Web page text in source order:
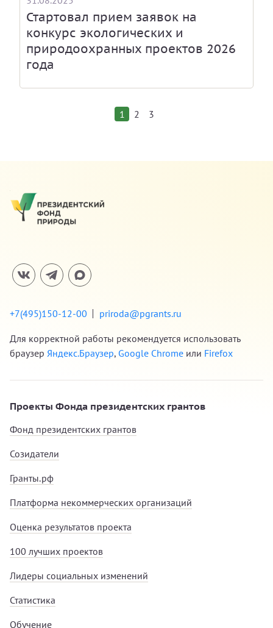
Стартовал прием заявок на
конкурс экологических и
природоохранных проектов 2026
года
1 2 3
+7(495)150-12-00 priroda@pgrants.ru
Для корректной работы рекомендуется использовать
браузер Яндекс.Браузер, Google Chrome или Firefox
Проекты Фонда президентских грантов
Фонд президентских грантов
Созидатели
Гранты.рф
Платформа некоммерческих организаций
Оценка результатов проекта
100 лучших проектов
Лидеры социальных изменений
Статистика
Обучение